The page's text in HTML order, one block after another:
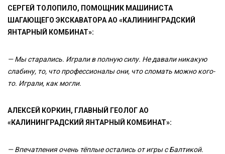
СЕРГЕЙ ТОЛОПИЛО, ПОМОЩНИК МАШИНИСТА
ШАГАЮЩЕГО ЭКСКАВАТОРА АО «КАЛИНИНГРАДСКИЙ
ЯНТАРНЫЙ КОМБИНАТ»:
— Мы старались. Играли в полную силу. Не давали никакую
слабину, то, что профессионалы они, что сломать можно кого-
то. Играли, как могли.
АЛЕКСЕЙ КОРКИН, ГЛАВНЫЙ ГЕОЛОГ АО
«КАЛИНИНГРАДСКИЙ ЯНТАРНЫЙ КОМБИНАТ»:
— Впечатления очень тёплые остались от игры с Балтикой.